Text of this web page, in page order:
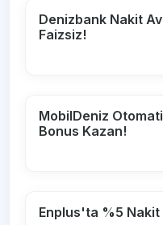
Denizbank Nakit
Faizsiz!
MobilDeniz
Bonus Kazan!
Enplus'ta %5 Nakit